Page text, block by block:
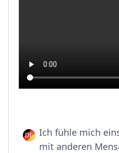
Ich fühle mich
mit anderen